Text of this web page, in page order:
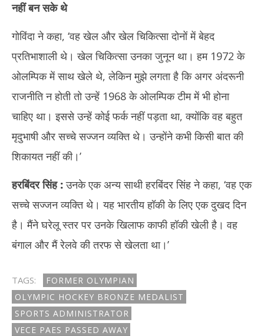
नहीं बन सके थे
गोविंदा ने कहा, ‘वह खेल और खेल चिकित्सा दोनों में बेहद
प्रतिभाशाली थे। खेल चिकित्सा उनका जुनून था। हम 1972 के
ओलम्पिक में साथ खेले थे, लेकिन मुझे लगता है कि अगर अंदरूनी
राजनीति न होती तो उन्हें 1968 के ओलम्पिक टीम में भी होना
चाहिए था। इससे उन्हें कोई फर्क नहीं पड़ता था, क्योंकि वह बहुत
मृदुभाषी और सच्चे सज्जन व्यक्ति थे। उन्होंने कभी किसी बात की
शिकायत नहीं की।’
हरबिंदर सिंह :उनके एक अन्य साथी हरबिंदर सिंह ने कहा, ‘वह एक
सच्चे सज्जन व्यक्ति थे। यह भारतीय हॉकी के लिए एक दुखद दिन
है। मैंने घरेलू स्तर पर उनके खिलाफ काफी हॉकी खेली है। वह
बंगाल और मैं रेलवे की तरफ से खेलता था।’
TAGS:
FORMER OLYMPIAN
OLYMPIC HOCKEY BRONZE MEDALIST
SPORTS ADMINISTRATOR
VECE PAES PASSED AWAY